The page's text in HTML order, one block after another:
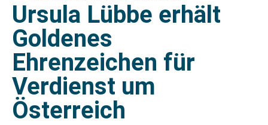
Ursula Lübbe erhält
Goldenes
Ehrenzeichen für
Verdienst um
Österreich